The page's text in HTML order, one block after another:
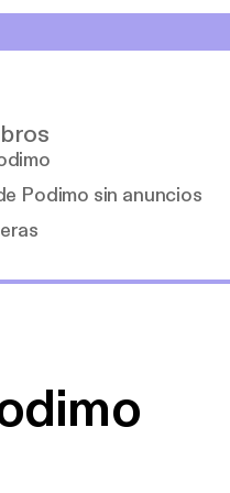
Podimo sin anuncios